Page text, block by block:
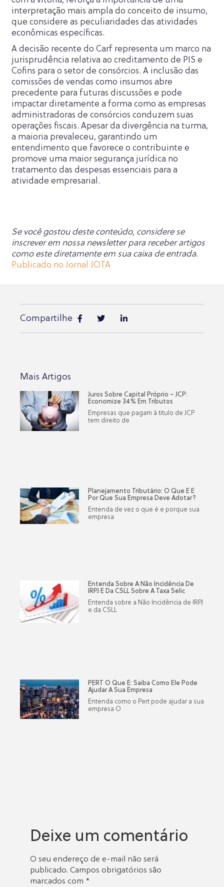
interpretação mais ampla do conceito de insumo,
que considere as peculiaridades das atividades
econômicas específicas.
A decisão recente do Carf representa um marco na
jurisprudência relativa ao creditamento de PIS e
Cofins para o setor de consórcios. A inclusão das
comissões de vendas como insumos abre
precedente para futuras discussões e pode
impactar diretamente a forma como as empresas
administradoras de consórcios conduzem suas
operações fiscais. Apesar da divergência na turma,
a maioria prevaleceu, garantindo um
entendimento que favorece o contribuinte e
promove uma maior segurança jurídica no
tratamento das despesas essenciais para a
atividade empresarial.
Se você gostou deste conteúdo, considere se
inscrever em nossa newsletter para receber artigos
como este diretamente em sua caixa de entrada.
Publicado no Jornal JOTA
Compartilhe
Mais Artigos
Juros Sobre Capital Próprio – JCP:
Economize 34% Em Tributos
Empresas que pagam à titulo de JCP
tem direito de
Planejamento Tributário: O Que É E
Por Que Sua Empresa Deve Adotar?
Entenda de vez o que é e porque sua
empresa
Entenda Sobre A Não Incidência De
IRPJ E Da CSLL Sobre A Taxa Selic
Entenda sobre a Não Incidência de IRPJ
e da CSLL
PERT O Que É: Saiba Como Ele Pode
Ajudar A Sua Empresa
Entenda como o Pert pode ajudar a sua
empresa O
Deixe um comentário
O seu endereço de e-mail não será
publicado. Campos obrigatórios são
marcados com *